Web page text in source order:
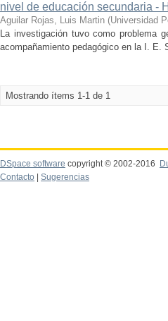
nivel de educación secundaria -
Aguilar Rojas, Luis Martin (Universidad
La investigación tuvo como problema
acompañamiento pedagógico en la I. E.
Mostrando ítems 1-1 de 1
DSpace software copyright © 2002-2016
Contacto
Sugerencias